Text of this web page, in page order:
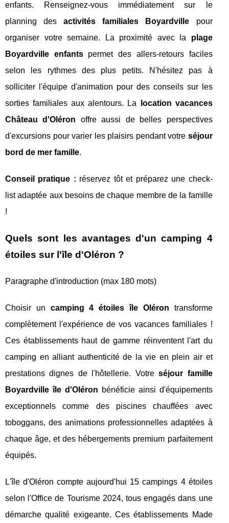
enfants. Renseignez-vous immédiatement sur le
planning desactivités familiales Boyardville pour
organiser votre semaine. La proximité avec la plage
Boyardville enfantspermet des allers-retours faciles
selon les rythmes des plus petits. N'hésitez pas à
solliciter l'équipe d'animation pour des conseils sur les
sorties familiales aux alentours. La
location vacances
Château d'Oléron offre aussi de belles perspectives
d'excursions pour varier les plaisirs pendant votre séjour
bord de mer famille.
Conseil pratique : réservez tôt et préparez une check-
list adaptée aux besoins de chaque membre de la famille
!
Quels sont les avantages d'un camping 4
étoiles sur l'île d'Oléron ?
Paragraphe d'introduction (max 180 mots)
Choisir un camping 4 étoiles île Oléron transforme
complètement l'expérience de vos vacances familiales !
Ces établissements haut de gamme réinventent l'art du
camping en alliant authenticité de la vie en plein air et
prestations dignes de l'hôtellerie. Votreséjour famille
Boyardville île d'Oléron bénéficie ainsi d'équipements
exceptionnels comme des piscines chauffées avec
toboggans, des animations professionnelles adaptées à
chaque âge, et des hébergements premium parfaitement
équipés.
L'île d'Oléron compte aujourd'hui 15 campings 4 étoiles
selon l'Office de Tourisme 2024, tous engagés dans une
démarche qualité exigeante. Ces établissements Made